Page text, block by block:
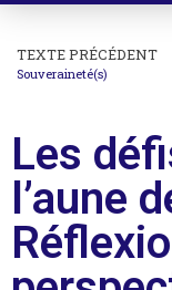
TEXTE PRÉCÉDENT
Souveraineté(s)
Les
l’aune